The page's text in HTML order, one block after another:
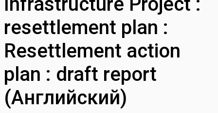
resettlement plan :
Resettlement action
plan : draft report
(Английский)